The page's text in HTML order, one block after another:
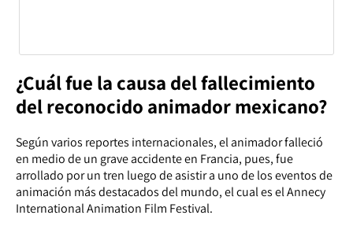
¿Cuál fue la causa del fallecimiento
del reconocido animador mexicano?
Según varios reportes internacionales, el animador falleció
en medio de un grave accidente en Francia, pues, fue
arrollado por un tren luego de asistir a uno de los eventos de
animación más destacados del mundo, el cual es el Annecy
International Animation Film Festival.